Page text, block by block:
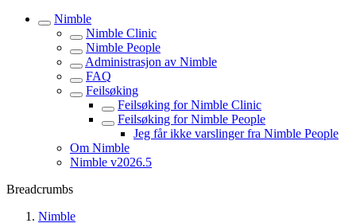
Nimble
Nimble Clinic
Nimble People
Administrasjon av Nimble
FAQ
Feilsøking
Feilsøking for Nimble Clinic
Feilsøking for Nimble People
Jeg får ikke varslinger fra Nimble People
Om Nimble
Nimble v2026.5
Breadcrumbs
Nimble